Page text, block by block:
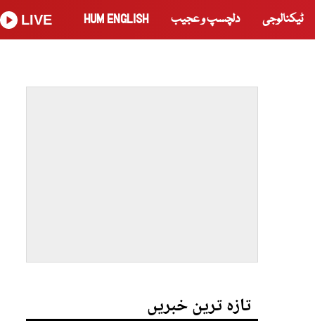
ٹیکنالوجی دلچسپ و عجیب HUM ENGLISH
LIVE
تازہ ترین خبریں